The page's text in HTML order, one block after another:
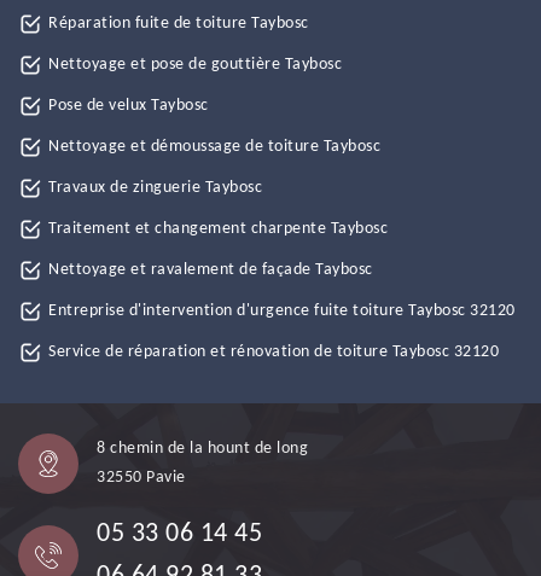
Réparation fuite de toiture Taybosc
Nettoyage et pose de gouttière Taybosc
Pose de velux Taybosc
Nettoyage et démoussage de toiture Taybosc
Travaux de zinguerie Taybosc
Traitement et changement charpente Taybosc
Nettoyage et ravalement de façade Taybosc
Entreprise d'intervention d'urgence fuite toiture Taybosc 32120
Service de réparation et rénovation de toiture Taybosc 32120
8 chemin de la hount de long
32550 Pavie
05 33 06 14 45